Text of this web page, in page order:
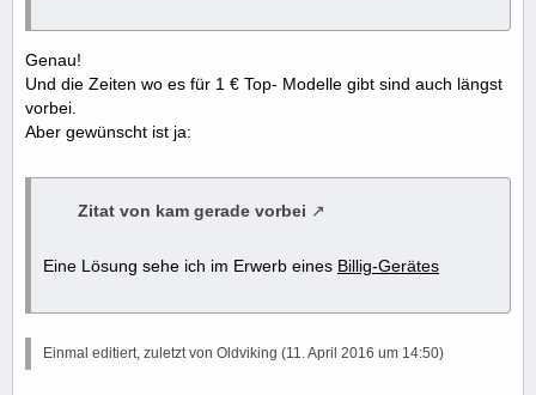
Genau!
Und die Zeiten wo es für 1 € Top- Modelle gibt sind auch längst
vorbei.
Aber gewünscht ist ja:
Zitat von kam gerade vorbei
Eine Lösung sehe ich im Erwerb eines Billig-Gerätes
Einmal editiert, zuletzt von Oldviking (11. April 2016 um 14:50)